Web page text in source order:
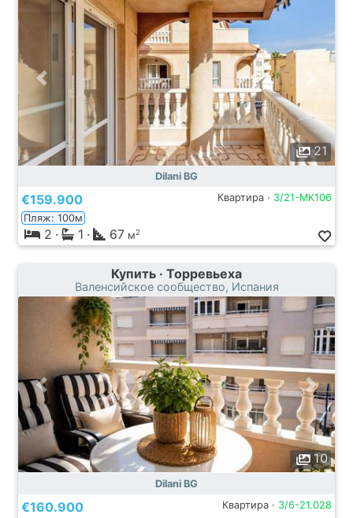
21
Dilani BG
€159.900 Квартира · 3/21-MK106
Пляж: 100м
2 · 1 · 67 м2
Купить · Торревьеха
Валенсийское сообщество, Испания
10
Dilani BG
€160.900 Квартира · 3/6-21.028